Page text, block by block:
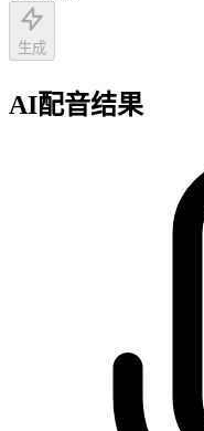
生成
AI配音结果